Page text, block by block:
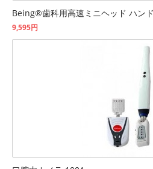
Being®歯科用高速ミニヘッド ハン
9,595円